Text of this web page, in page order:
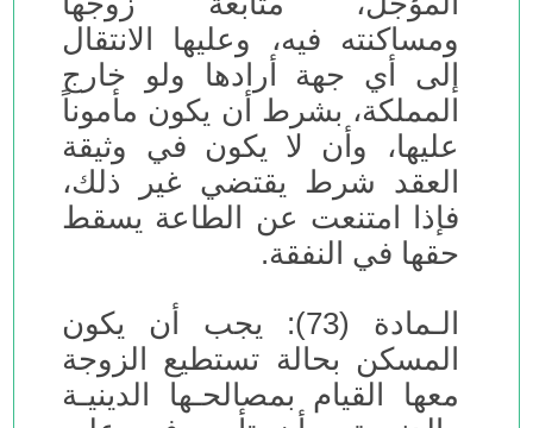
ومساكنته فيه، وعليها الانتقال
إلى أي جهة أرادها ولو خارج
المملكة، بشرط أن يكون مأموناً
عليها، وأن لا يكون في وثيقة
العقد شرط يقتضي غير ذلك،
فإذا امتنعت عن الطاعة يسقط
حقها في النفقة.
الـمادة (73): يجب أن يكون
المسكن بحالة تستطيع الزوجة
معها القيام بمصالحـها الدينيـة